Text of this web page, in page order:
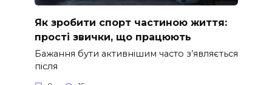
Як зробити спорт частиною життя:
прості звички, що працюють
Бажання бути активнішим часто з’являється
після